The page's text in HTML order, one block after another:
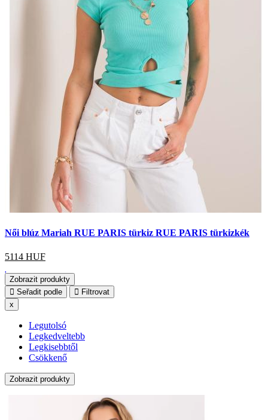
Női blúz Mariah RUE PARIS türkiz RUE PARIS türkizkék
5114 HUF
Zobrazit produkty
Seřadit podle
Filtrovat
x
Legutolsó
Legkedveltebb
Legkisebbtől
Csökkenő
Zobrazit produkty